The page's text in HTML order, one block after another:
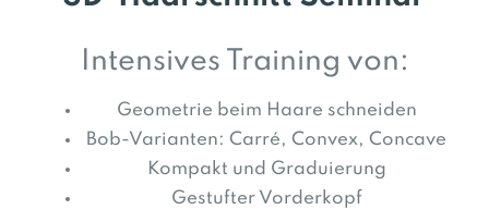
Intensives Training von:
Geometrie beim Haare schneiden
Bob-Varianten: Carré, Convex, Concave
Kompakt und Graduierung
Gestufter Vorderkopf